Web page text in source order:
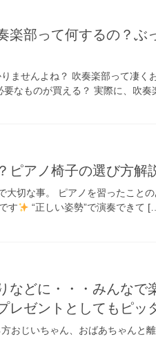
楽部って何するの？
ませんよね？ 吹奏楽部って凄
なものが買える？ 実際に、吹
ピアノ椅子の選び方解
大切な事。 ピアノを習ったこと
す
“正しい姿勢”で演奏できて
などに・・・みんなで
レゼントとしてもピッ
おじいちゃん、おばあちゃんと